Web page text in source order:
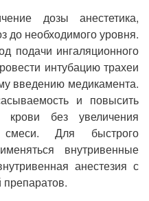
дозы анестетика,
до необходимого уровня.
подачи ингаляционного
интубацию трахеи
введению медикамента.
и повысить
крови без увеличения
смеси. Для быстрого
внутривенные
анестезия с